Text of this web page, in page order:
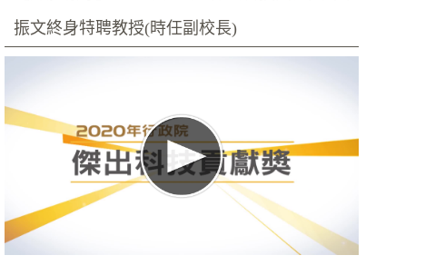
振文終身特聘教授(時任副校長)